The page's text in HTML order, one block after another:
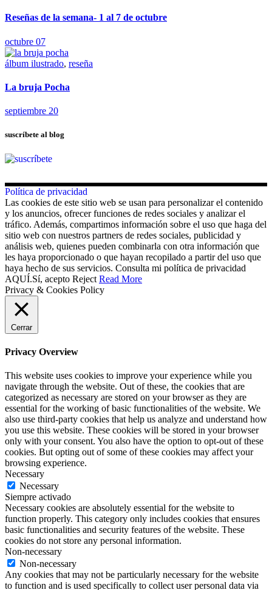
Reseñas de la semana- 1 al 7 de octubre
octubre 07
álbum ilustrado, reseña
La bruja Pocha
septiembre 20
suscríbete al blog
Política de privacidad
Las cookies de este sitio web se usan para personalizar el contenido
y los anuncios, ofrecer funciones de redes sociales y analizar el
tráfico. Además, compartimos información sobre el uso que haga del
sitio web con nuestros partners de redes sociales, publicidad y
análisis web, quienes pueden combinarla con otra información que
les haya proporcionado o que hayan recopilado a partir del uso que
haya hecho de sus servicios. Consulta mi política de privacidad
AQUÍ.Sí, acepto Reject Read More
Privacy & Cookies Policy
Cerrar
Privacy Overview
This website uses cookies to improve your experience while you
navigate through the website. Out of these, the cookies that are
categorized as necessary are stored on your browser as they are
essential for the working of basic functionalities of the website. We
also use third-party cookies that help us analyze and understand how
you use this website. These cookies will be stored in your browser
only with your consent. You also have the option to opt-out of these
cookies. But opting out of some of these cookies may affect your
browsing experience.
Necessary
Necessary
Siempre activado
Necessary cookies are absolutely essential for the website to
function properly. This category only includes cookies that ensures
basic functionalities and security features of the website. These
cookies do not store any personal information.
Non-necessary
Non-necessary
Any cookies that may not be particularly necessary for the website
to function and is used specifically to collect user personal data via